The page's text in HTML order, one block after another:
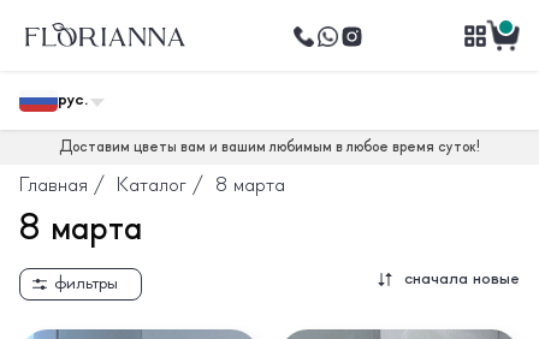
рус.
Доставим цветы вам и вашим любимым в любое время суток!
Главная / Каталог / 8 марта
8 марта
фильтры сначала новые